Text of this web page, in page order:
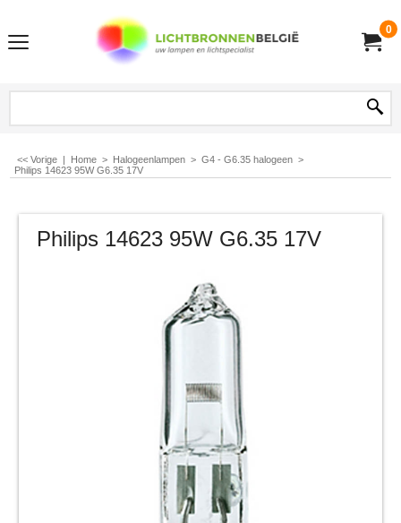
0
<< Vorige | Home > Halogeenlampen > G4 - G6.35 halogeen >
Philips 14623 95W G6.35 17V
Philips 14623 95W G6.35 17V